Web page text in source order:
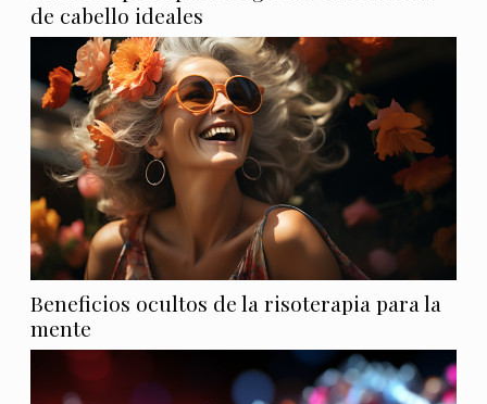
de cabello ideales
Beneficios ocultos de la risoterapia para la
mente